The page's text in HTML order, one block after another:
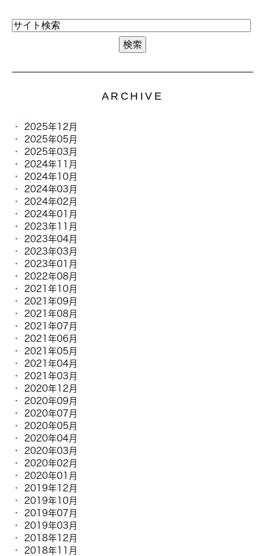
ARCHIVE
2025年12月
2025年05月
2025年03月
2024年11月
2024年10月
2024年03月
2024年02月
2024年01月
2023年11月
2023年04月
2023年03月
2023年01月
2022年08月
2021年10月
2021年09月
2021年08月
2021年07月
2021年06月
2021年05月
2021年04月
2021年03月
2020年12月
2020年09月
2020年07月
2020年05月
2020年04月
2020年03月
2020年02月
2020年01月
2019年12月
2019年10月
2019年07月
2019年03月
2018年12月
2018年11月